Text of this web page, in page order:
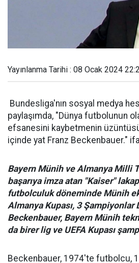
Yayınlanma Tarihi : 08 Ocak 2024
Bundesliga'nın sosyal medya
paylaşımda, "Dünya futbolunun
efsanesini kaybetmenin
içinde yat Franz Beckenbauer."
Bayern Münih ve Almanya Milli
başarıya imza atan "Kaiser"
futbolculuk döneminde Münih
Almanya Kupası, 3
Beckenbauer, Bayern Münih
da birer lig ve UEFA Kupası
Beckenbauer, 1974'te futbolcu,